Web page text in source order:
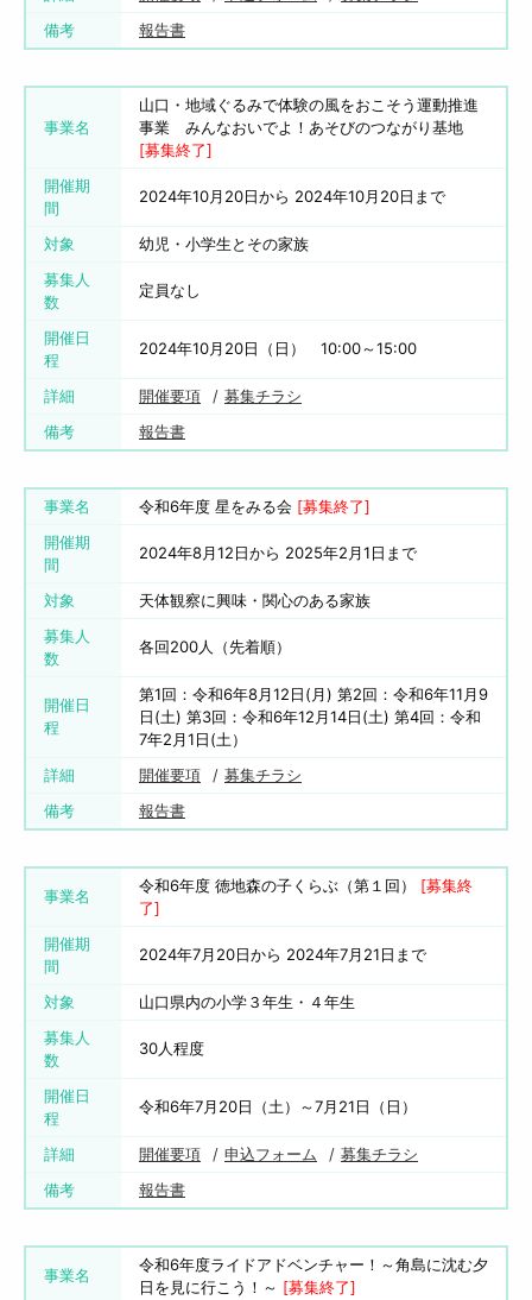
備考
報告書
事業名
山口・地域ぐるみで体験の風をおこそう運動推進
事業 みんなおいでよ！あそびのつながり基地
[募集終了]
開催期
間
2024年10月20日から 2024年10月20日まで
対象
幼児・小学生とその家族
募集人
数
定員なし
開催日
程
2024年10月20日（日） 10:00～15:00
詳細 開催要項
募集チラシ
備考
報告書
事業名 令和6年度 星をみる会 [募集終了]
開催期
間
2024年8月12日から 2025年2月1日まで
対象
天体観察に興味・関心のある家族
募集人
数
各回200人（先着順）
開催日
程
第1回：令和6年8月12日(月) 第2回：令和6年11月9
日(土) 第3回：令和6年12月14日(土) 第4回：令和
7年2月1日(土）
詳細
開催要項
募集チラシ
備考
報告書
事業名
令和6年度 徳地森の子くらぶ（第１回）
[募集終
了]
開催期
間
2024年7月20日から 2024年7月21日まで
対象
山口県内の小学３年生・４年生
募集人
数
30人程度
開催日
程
令和6年7月20日（土）～7月21日（日）
詳細 開催要項 申込フォーム
募集チラシ
備考
報告書
事業名
令和6年度ライドアドベンチャー！～角島に沈む夕
日を見に行こう！～ [募集終了]